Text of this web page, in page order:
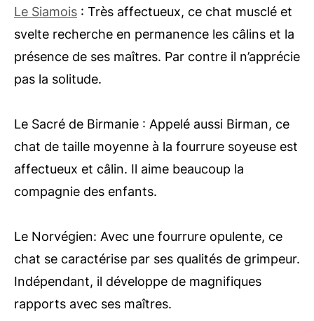
Le Siamois : Très affectueux, ce chat musclé et
svelte recherche en permanence les câlins et la
présence de ses maîtres. Par contre il n’apprécie
pas la solitude.
Le Sacré de Birmanie : Appelé aussi Birman, ce
chat de taille moyenne à la fourrure soyeuse est
affectueux et câlin. Il aime beaucoup la
compagnie des enfants.
Le Norvégien: Avec une fourrure opulente, ce
chat se caractérise par ses qualités de grimpeur.
Indépendant, il développe de magnifiques
rapports avec ses maîtres.